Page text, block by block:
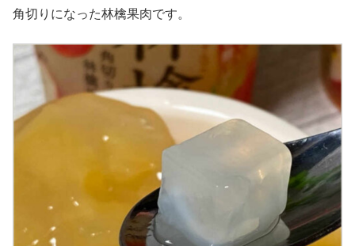
角切りになった林檎果肉です。